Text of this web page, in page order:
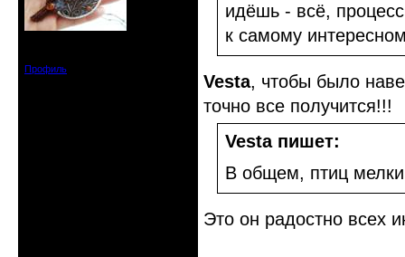
Профиль
идёшь - всё,
к самому
Vesta, чтобы было
точно все получится!!!
Vesta пишет:
В общем, птиц
Это он радостно всех